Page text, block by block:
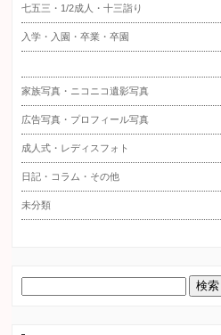
七五三・1/2成人・十三詣り
入学・入園・卒業・卒園
家族写真・ニコニコ遺影写真
広告写真・プロフィール写真
成人式・レディスフォト
日記・コラム・その他
未分類